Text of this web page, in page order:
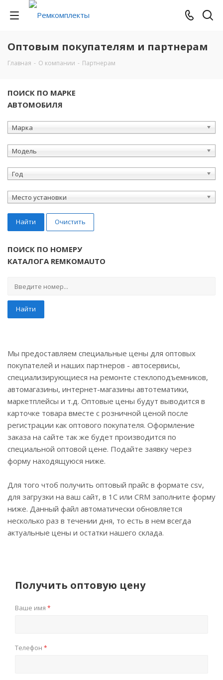
Оптовым покупателям и партнерам
Главная - О компании - Партнерам
ПОИСК ПО МАРКЕ
АВТОМОБИЛЯ
Марка
Модель
Год
Место установки
Найти Очистить
ПОИСК ПО НОМЕРУ
КАТАЛОГА REMKOMAUTO
Найти
Мы предоставляем специальные цены для оптовых
покупателей и наших партнеров - автосервисы,
специализирующиеся на ремонте стеклоподъемников,
автомагазины, интернет-магазины автотематики,
маркетплейсы и т.д. Оптовые цены будут выводится в
карточке товара вместе с розничной ценой после
регистрации как оптового покупателя. Оформление
заказа на сайте так же будет производится по
специальной оптовой цене. Подайте заявку через
форму находящуюся ниже.
Для того чтоб получить оптовый прайс в формате csv,
для загрузки на ваш сайт, в 1С или CRM заполните форму
ниже. Данный файл автоматически обновляется
несколько раз в течении дня, то есть в нем всегда
актуальные цены и остатки нашего склада.
Получить оптовую цену
Ваше имя *
Телефон *